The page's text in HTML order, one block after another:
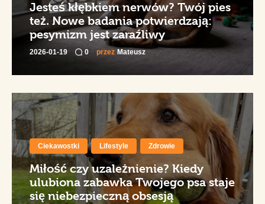
Jesteś kłębkiem nerwów? Twój pies
też. Nowe badania potwierdzają:
pesymizm jest zaraźliwy
2026-01-19 0 przez Mateusz
Ciekawostki Lifestyle Zdrowie
Miłość czy uzależnienie? Kiedy
ulubiona zabawka Twojego psa staje
się niebezpieczną obsesją